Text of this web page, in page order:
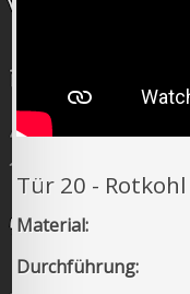
Tür 20 -
Material:
Durchführung: